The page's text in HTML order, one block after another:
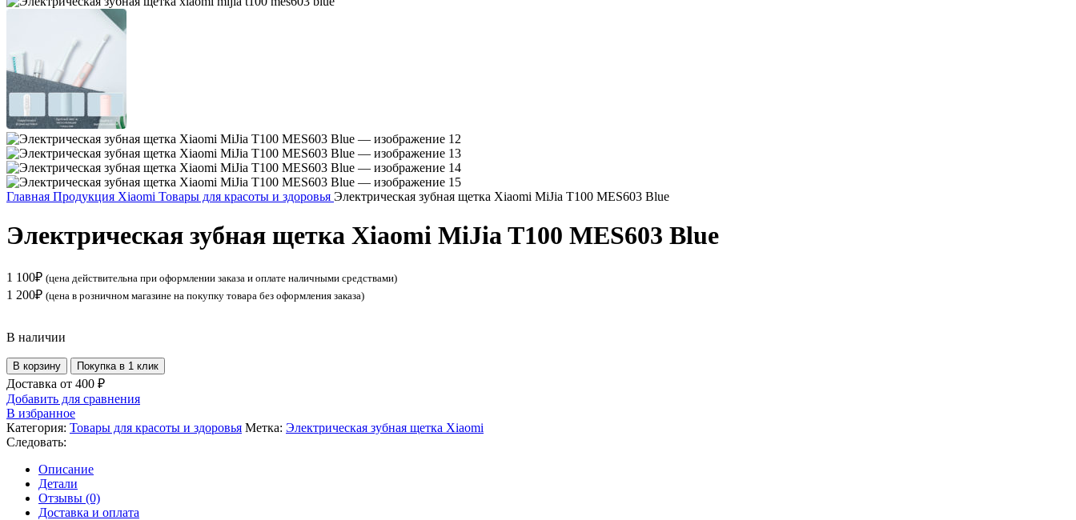
Главная Продукция Xiaomi Товары для красоты и здоровья Электрическая зубная щетка Xiaomi MiJia T100 MES603 Blue
Электрическая зубная щетка Xiaomi MiJia T100 MES603 Blue
1 100₽ (цена действительна при оформлении заказа и оплате наличными средствами)
1 200₽ (цена в розничном магазине на покупку товара без оформления заказа)
В наличии
Количество
товара
Электрическая
зубная
щетка
Xiaomi
MiJia
T100
MES603
Blue
В корзину Покупка в 1 клик
Доставка от 400 ₽
Добавить для сравнения
В избранное
Категория: Товары для красоты и здоровья Метка: Электрическая зубная щетка Xiaomi
Следовать:
Описание
Детали
Отзывы (0)
Доставка и оплата